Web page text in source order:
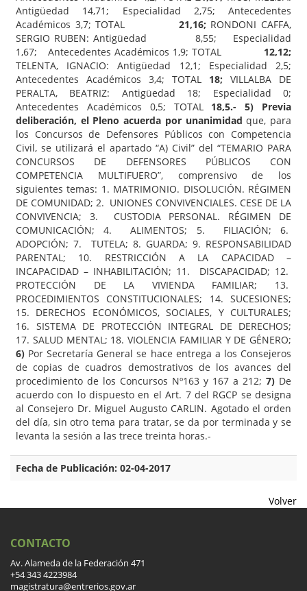
Antigüedad 14,71; Especialidad 2,75; Antecedentes
Académicos 3,7; TOTAL 21,16; RONDONI CAFFA,
SERGIO RUBEN: Antigüedad 8,55; Especialidad
1,67; Antecedentes Académicos 1,9; TOTAL 12,12;
TELENTA, IGNACIO: Antigüedad 12,1; Especialidad 2,5;
Antecedentes Académicos 3,4; TOTAL
18; VILLALBA DE
PERALTA, BEATRIZ: Antigüedad 18; Especialidad 0;
Antecedentes Académicos 0,5; TOTAL
18,5.- 5) Previa
deliberación, el Pleno acuerda por unanimidadque, para
los Concursos de Defensores Públicos con Competencia
Civil, se utilizará el apartado “A) Civil” del “TEMARIO PARA
CONCURSOS DE DEFENSORES PÚBLICOS CON
COMPETENCIA MULTIFUERO”, comprensivo de los
siguientes temas: 1. MATRIMONIO. DISOLUCIÓN. RÉGIMEN
DE COMUNIDAD; 2. UNIONES CONVIVENCIALES. CESE DE LA
CONVIVENCIA; 3. CUSTODIA PERSONAL. RÉGIMEN DE
COMUNICACIÓN; 4. ALIMENTOS; 5. FILIACIÓN; 6.
ADOPCIÓN; 7. TUTELA; 8. GUARDA; 9. RESPONSABILIDAD
PARENTAL; 10. RESTRICCIÓN A LA CAPACIDAD –
INCAPACIDAD – INHABILITACIÓN; 11. DISCAPACIDAD; 12.
PROTECCIÓN DE LA VIVIENDA FAMILIAR; 13.
PROCEDIMIENTOS CONSTITUCIONALES; 14. SUCESIONES;
15. DERECHOS ECONÓMICOS, SOCIALES, Y CULTURALES;
16. SISTEMA DE PROTECCIÓN INTEGRAL DE DERECHOS;
17. SALUD MENTAL; 18. VIOLENCIA FAMILIAR Y DE GÉNERO;
6) Por Secretaría General se hace entrega a los Consejeros
de copias de cuadros demostrativos de los avances del
procedimiento de los Concursos Nº163 y 167 a 212; 7) De
acuerdo con lo dispuesto en el Art. 7 del RGCP se designa
al Consejero Dr. Miguel Augusto CARLIN. Agotado el orden
del día, sin otro tema para tratar, se da por terminada y se
levanta la sesión a las trece treinta horas.-
Fecha de Publicación: 02-04-2017
Volver
CONTACTO
Av. Alameda de la Federación 471
+54 343 4223984
magistratura@entrerios.gov.ar